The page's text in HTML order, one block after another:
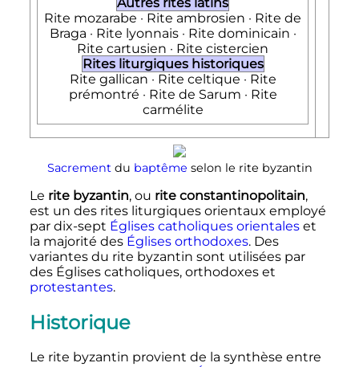
Rite mozarabe · Rite ambrosien · Rite de
Braga · Rite lyonnais · Rite dominicain ·
Rite cartusien · Rite cistercien
Rites liturgiques historiques
Rite gallican · Rite celtique · Rite
prémontré · Rite de Sarum · Rite
carmélite
Sacrement du baptême selon le rite byzantin
Le rite byzantin, ou rite constantinopolitain,
est un des rites liturgiques orientaux employé
par dix-sept Églises catholiques orientaleset
la majorité des Églises orthodoxes. Des
variantes du rite byzantin sont utilisées par
des Églises catholiques, orthodoxes et
protestantes.
Historique
Le rite byzantin provient de la synthèse entre